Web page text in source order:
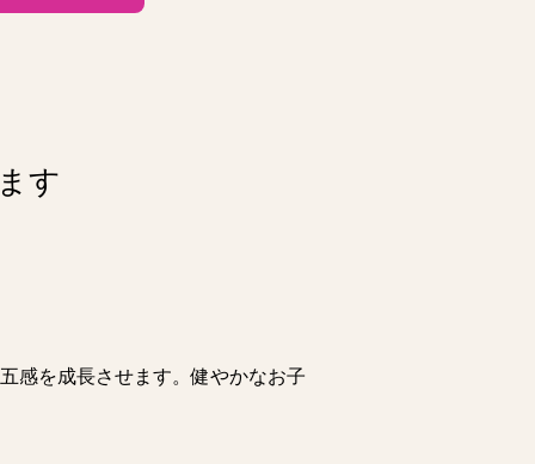
す
感を成長させます。健やかなお子